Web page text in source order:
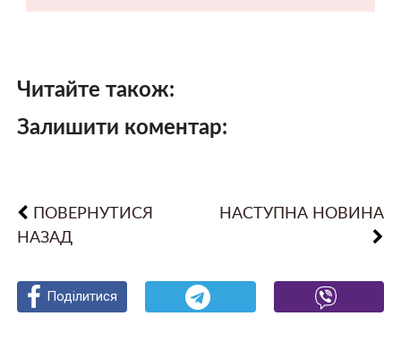
Читайте також:
Залишити коментар:
ПОВЕРНУТИСЯ
НАЗАД
НАСТУПНА НОВИНА
Поділитися
Поділитися
Поділитися